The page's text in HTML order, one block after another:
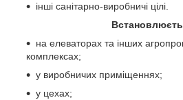
інші санітарно-виробничі цілі.
на елеваторах та інших
комплексах;
у виробничих приміщеннях;
у цехах;